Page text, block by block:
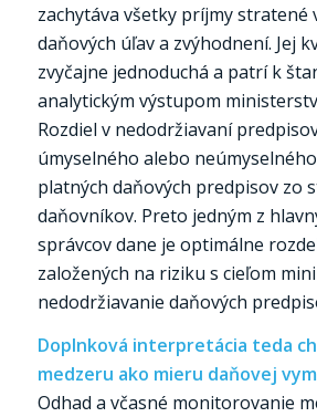
zachytáva všetky príjmy stratené
daňových úľav a zvýhodnení. Jej
zvyčajne jednoduchá a patrí k
analytickým výstupom
Rozdiel v nedodržiavaní
úmyselného alebo
platných daňových predpisov zo
daňovníkov. Preto jedným z
správcov dane je optimálne
založených na riziku s cieľom
nedodržiavanie daňových
Doplnková interpretácia teda
medzeru ako mieru daňovej
Odhad a včasné monitorovanie